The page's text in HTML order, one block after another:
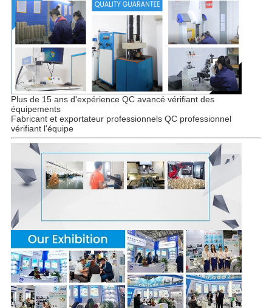
Plus de 15 ans d'expérience QC avancé vérifiant des
équipements
Fabricant et exportateur professionnels QC professionnel
vérifiant l'équipe